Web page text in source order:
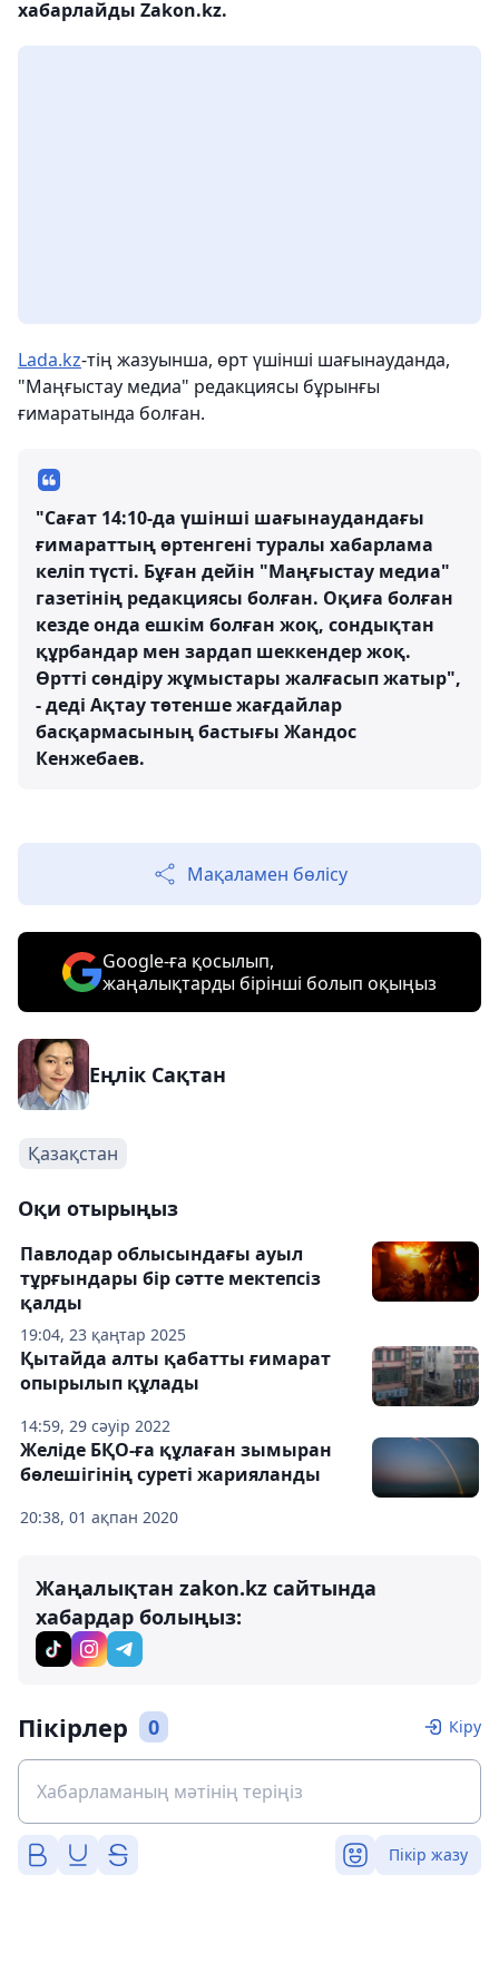
хабарлайды Zakon.kz.
Lada.kz-тің жазуынша, өрт үшінші шағынауданда,
"Маңғыстау медиа" редакциясы бұрынғы
ғимаратында болған.
"Сағат 14:10-да үшінші шағынаудандағы
ғимараттың өртенгені туралы хабарлама
келіп түсті. Бұған дейін "Маңғыстау медиа"
газетінің редакциясы болған. Оқиға болған
кезде онда ешкім болған жоқ, сондықтан
құрбандар мен зардап шеккендер жоқ.
Өртті сөндіру жұмыстары жалғасып жатыр",
- деді Ақтау төтенше жағдайлар
басқармасының бастығы Жандос
Кенжебаев.
Мақаламен бөлісу
Google-ға қосылып,
жаңалықтарды бірінші болып оқыңыз
Еңлік Сақтан
Қазақстан
Оқи отырыңыз
19:04, 23 қаңтар 2025
Павлодар облысындағы ауыл
тұрғындары бір сәтте мектепсіз
қалды
14:59, 29 сәуір 2022
Қытайда алты қабатты ғимарат
опырылып құлады
20:38, 01 ақпан 2020
Желіде БҚО-ға құлаған зымыран
бөлешігінің суреті жарияланды
Жаңалықтан zakon.kz сайтында
хабардар болыңыз:
Пікірлер 0 Кіру
Пікір жазу